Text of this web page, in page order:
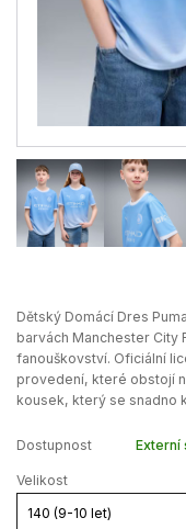
Dětský Domácí Dres
barvách Manchester City
fanouškovství. Oficiální
provedení, které obstojí
kousek, který se snadno
Dostupnost Externí
Velikost